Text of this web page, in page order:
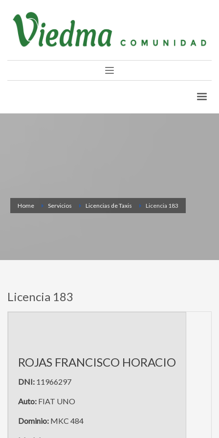
Home Servicios Licencias de Taxis Licencia 183
Licencia 183
ROJAS FRANCISCO HORACIO
DNI: 11966297
Auto: FIAT UNO
Dominio: MKC 484